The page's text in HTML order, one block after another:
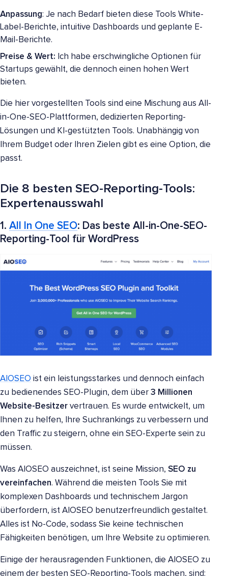
Anpassung: Je nach Bedarf bieten diese Tools White-
Label-Berichte, intuitive Dashboards und geplante E-
Mail-Berichte.
Preise & Wert: Ich habe erschwingliche Optionen für
Startups gewählt, die dennoch einen hohen Wert
bieten.
Die hier vorgestellten Tools sind eine Mischung aus All-
in-One-SEO-Plattformen, dedizierten Reporting-
Lösungen und KI-gestützten Tools. Unabhängig von
Ihrem Budget oder Ihren Zielen gibt es eine Option, die
passt.
Die 8 besten SEO-Reporting-Tools:
Expertenausswahl
1. All In One SEO: Das beste All-in-One-SEO-
Reporting-Tool für WordPress
AIOSEO ist ein leistungsstarkes und dennoch einfach
zu bedienendes SEO-Plugin, dem über 3 Millionen
Website-Besitzer vertrauen. Es wurde entwickelt, um
Ihnen zu helfen, Ihre Suchrankings zu verbessern und
den Traffic zu steigern, ohne ein SEO-Experte sein zu
müssen.
Was AIOSEO auszeichnet, ist seine Mission, SEO zu
vereinfachen. Während die meisten Tools Sie mit
komplexen Dashboards und technischem Jargon
überfordern, ist AIOSEO benutzerfreundlich gestaltet.
Alles ist No-Code, sodass Sie keine technischen
Fähigkeiten benötigen, um Ihre Website zu optimieren.
Einige der herausragenden Funktionen, die AIOSEO zu
einem der besten SEO-Reporting-Tools machen, sind: